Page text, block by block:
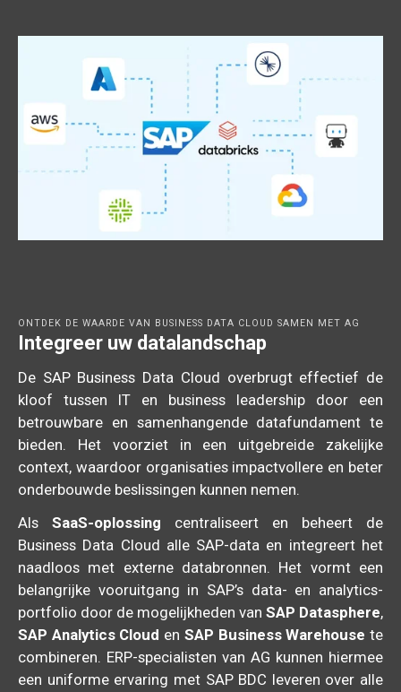
ONTDEK DE WAARDE VAN BUSINESS DATA CLOUD SAMEN MET AG
Integreer uw datalandschap
De SAP Business Data Cloud overbrugt effectief de
kloof tussen IT en business leadership door een
betrouwbare en samenhangende datafundament te
bieden. Het voorziet in een uitgebreide zakelijke
context, waardoor organisaties impactvollere en beter
onderbouwde beslissingen kunnen nemen.
Als SaaS-oplossing centraliseert en beheert de
Business Data Cloud alle SAP-data en integreert het
naadloos met externe databronnen. Het vormt een
belangrijke vooruitgang in SAP’s data- en analytics-
portfolio door de mogelijkheden van SAP Datasphere,
SAP Analytics Cloud en SAP Business Warehouse te
combineren. ERP-specialisten van AG kunnen hiermee
een uniforme ervaring met SAP BDC leveren over alle